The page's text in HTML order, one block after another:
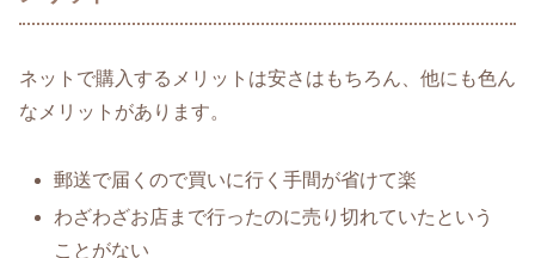
ネットで購入するメリットは安さはもちろん、他にも色ん
なメリットがあります。
郵送で届くので買いに行く手間が省けて楽
わざわざお店まで行ったのに売り切れていたという
ことがない